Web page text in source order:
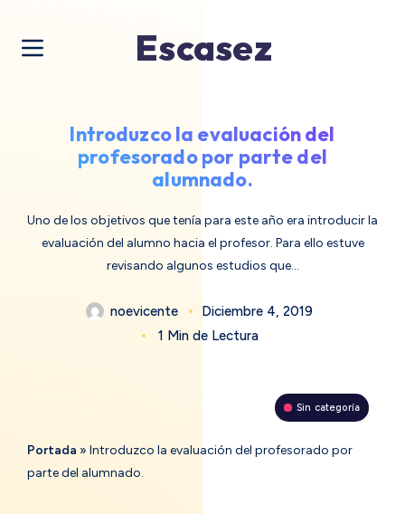
Escasez
Introduzco la evaluación del
profesorado por parte del
alumnado.
Uno de los objetivos que tenía para este año era introducir la
evaluación del alumno hacia el profesor. Para ello estuve
revisando algunos estudios que…
noevicente
Diciembre 4, 2019
1 Min de Lectura
Sin categoría
Portada » Introduzco la evaluación del profesorado por
parte del alumnado.